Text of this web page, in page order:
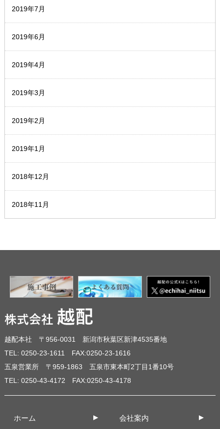
2019年7月
2019年6月
2019年4月
2019年3月
2019年2月
2019年1月
2018年12月
2018年11月
越配本社 〒956-0031 新潟市秋葉区新津4535番地
TEL: 0250-23-1611 FAX:0250-23-1616
五泉営業所 〒959-1863 五泉市東本町2丁目1番10号
TEL: 0250-43-4172 FAX:0250-43-4178
ホーム 会社案内